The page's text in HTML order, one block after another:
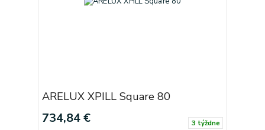
ARELUX XPILL Square 80
734,84 € 3 týždne